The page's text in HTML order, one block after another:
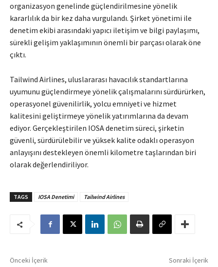
organizasyon genelinde güçlendirilmesine yönelik
kararlılık da bir kez daha vurgulandı. Şirket yönetimi ile
denetim ekibi arasındaki yapıcı iletişim ve bilgi paylaşımı,
sürekli gelişim yaklaşımının önemli bir parçası olarak öne
çıktı.
Tailwind Airlines, uluslararası havacılık standartlarına
uyumunu güçlendirmeye yönelik çalışmalarını sürdürürken,
operasyonel güvenilirlik, yolcu emniyeti ve hizmet
kalitesini geliştirmeye yönelik yatırımlarına da devam
ediyor. Gerçekleştirilen IOSA denetim süreci, şirketin
güvenli, sürdürülebilir ve yüksek kalite odaklı operasyon
anlayışını destekleyen önemli kilometre taşlarından biri
olarak değerlendiriliyor.
TAGS IOSA Denetimi Tailwind Airlines
Önceki İçerik Sonraki İçerik